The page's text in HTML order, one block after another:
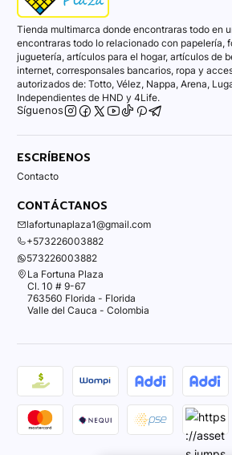
Tienda multimarca donde encontraras todo en
encontraras todo lo relacionado con papelería,
juguetería, artículos para el hogar, artículos de
internet, corresponsales bancarios, ropa y
autorizados de: Totto, Vélez, Nappa, Arena,
Independientes de HND y 4Life.
Síguenos
ESCRÍBENOS
Contacto
CONTÁCTANOS
lafortunaplaza1@gmail.com
+573226003882
573226003882
La Fortuna Plaza
Cl. 10 # 9-67
763560 Florida - Florida
Valle del Cauca - Colombia